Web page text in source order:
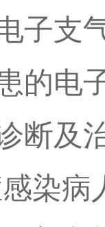
子支
的电
断及
染病